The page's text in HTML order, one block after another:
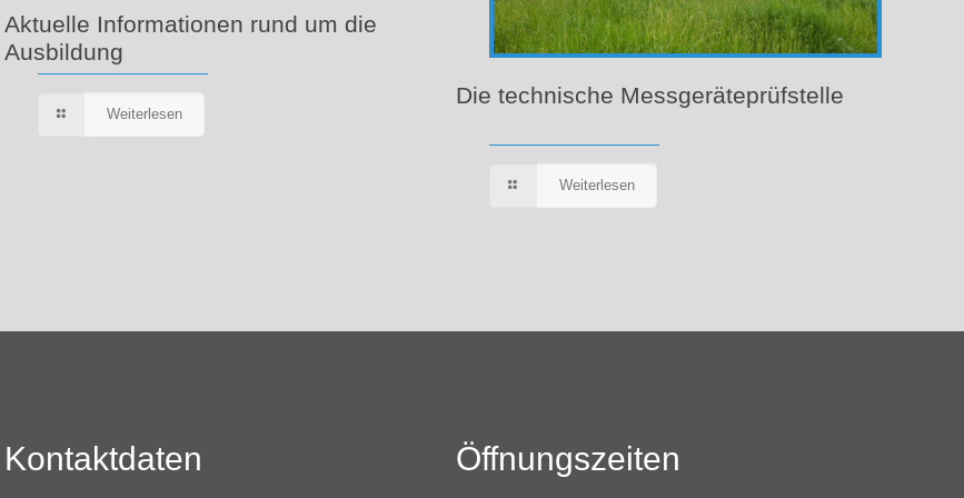
Aktuelle Informationen rund um die
Ausbildung
Weiterlesen
Die technische Messgeräteprüfstelle
Weiterlesen
Kontaktdaten Öffnungszeiten